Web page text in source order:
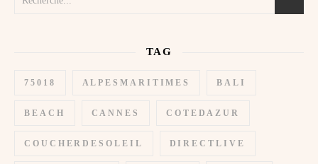
TAG
75018 ALPESMARITIMES BALI
BEACH CANNES COTEDAZUR
COUCHERDESOLEIL DIRECTLIVE